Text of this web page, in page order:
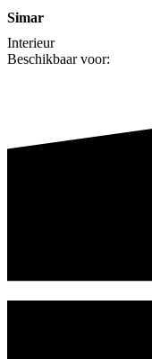
Simar
Interieur
Beschikbaar voor: